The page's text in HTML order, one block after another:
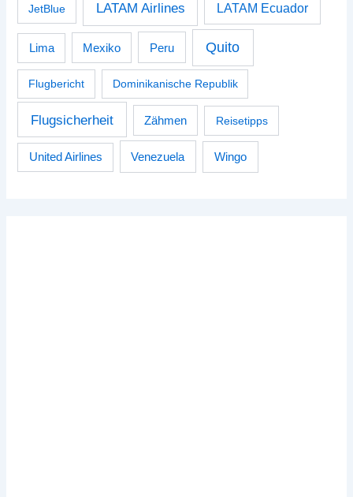
JetBlue LATAM Airlines LATAM Ecuador
Lima Mexiko Peru Quito
Flugbericht Dominikanische Republik
Flugsicherheit Zähmen Reisetipps
United Airlines Venezuela Wingo